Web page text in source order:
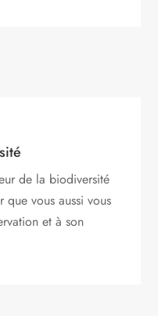
de la biodiversité
vous aussi vous
et à son